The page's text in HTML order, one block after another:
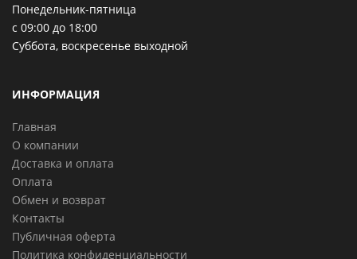
Понедельник-пятница
с 09:00 до 18:00
Суббота, воскресенье выходной
ИНФОРМАЦИЯ
Главная
О компании
Доставка и оплата
Оплата
Обмен и возврат
Контакты
Публичная оферта
Политика конфиденциальности